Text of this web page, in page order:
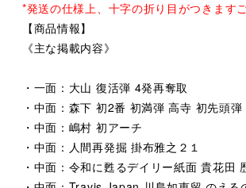
*発送の仕様上、十字の折り目がつきます
【商品情報】
《主な掲載内容》
・一面：大山 復活弾 4発再奪取
・中面：森下 初2番 初満弾 高寺 初先頭弾
・中面：嶋村 初アーチ
・中面：人間再発掘 掛布雅之２１
・中面：令和に甦るデイリー紙面 貴花田